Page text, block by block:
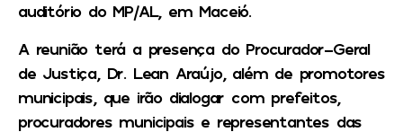
auditório do MP/AL, em Maceió.
A reunião terá a presença do Procurador-Geral
de Justiça, Dr. Lean Araújo, além de promotores
municipais, que irão dialogar com prefeitos,
procuradores municipais e representantes das